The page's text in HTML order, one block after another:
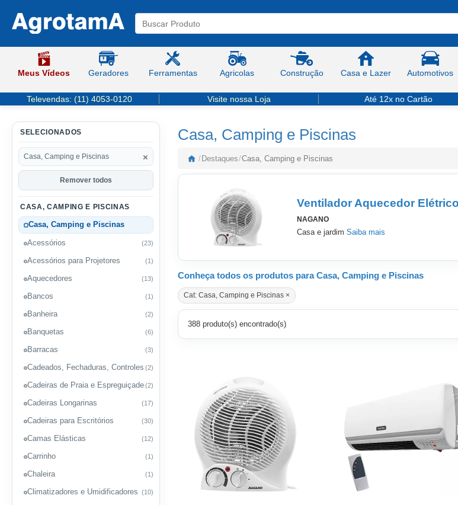
Meus Vídeos Geradores Ferramentas Agricolas Construção Casa e Lazer Automotivos
Televendas: (11) 4053-0120 Visite nossa Loja Até 12x no Cartão
SELECIONADOS
Casa, Camping e Piscinas ×
Remover todos
CASA, CAMPING E PISCINAS
Casa, Camping e Piscinas
Acessórios (23)
Acessórios para Projetores (1)
Aquecedores (13)
Bancos (1)
Banheira (2)
Banquetas (6)
Barracas (3)
Cadeados, Fechaduras, Controles e Travas
(2)
Cadeiras de Praia e Espreguiçadeiras
(2)
Cadeiras Longarinas (17)
Cadeiras para Escritórios (30)
Camas Elásticas (12)
Carrinho (1)
Chaleira (1)
Climatizadores e Umidificadores (10)
Casa, Camping e Piscinas
/Destaques/Casa, Camping e Piscinas
Ventilador Aquecedor
NAGANO
Casa e jardim Saiba mais
Conheça todos os produtos para Casa, Camping e Piscinas
Cat: Casa, Camping e Piscinas ×
388 produto(s) encontrado(s)